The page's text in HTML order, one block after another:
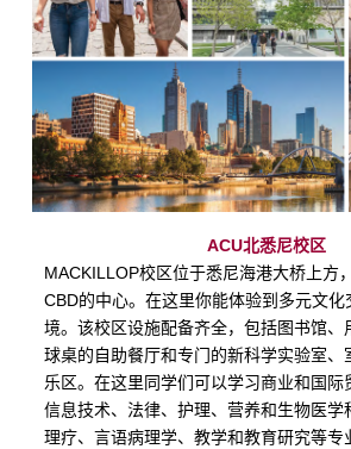
ACU北悉尼校区
MACKILLOP校区位于悉尼海港大桥上方
CBD的中心。在这里你能体验到多元文
境。该校区设施配备齐全，包括图书馆、
球桌的自助餐厅和专门的新科学实验室、
乐区。在这里同学们可以学习商业和国际
信息技术、法律、护理、营养和生物医学
理疗、言语病理学、教学和教育研究等专